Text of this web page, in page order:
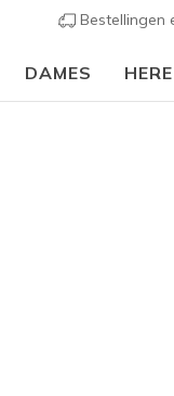
Bestellingen
DAMES